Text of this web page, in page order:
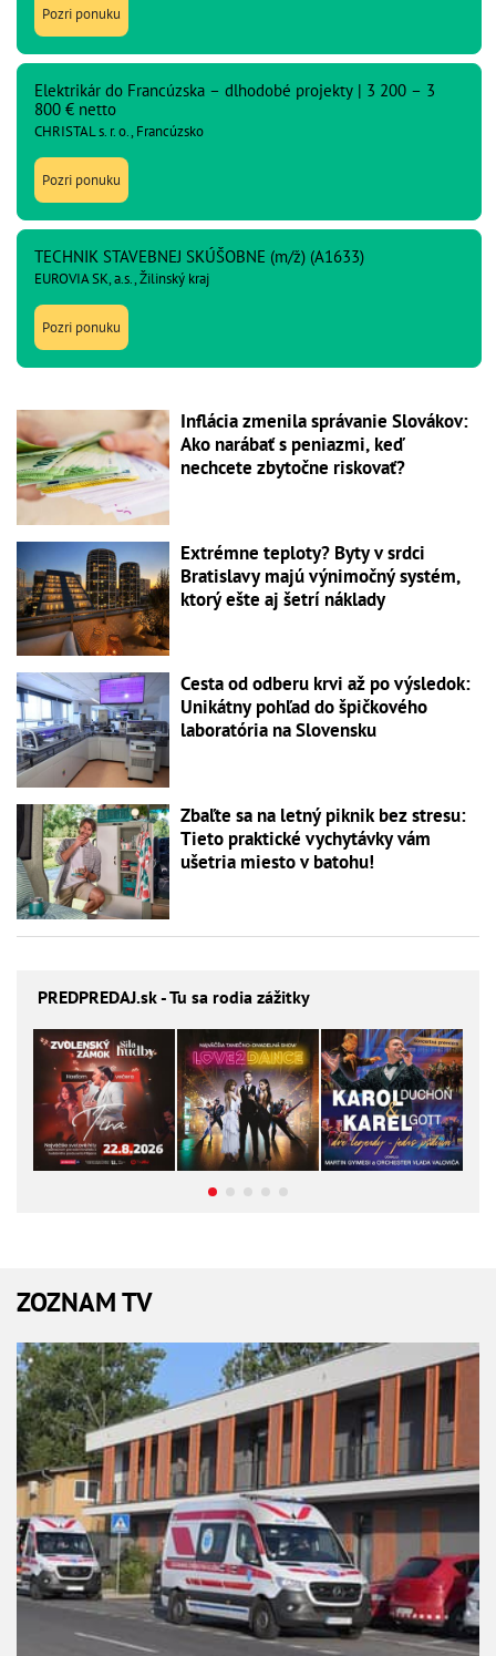
Pozri ponuku
Elektrikár do Francúzska – dlhodobé projekty | 3 200 – 3
800 € netto
CHRISTAL s. r. o., Francúzsko
Pozri ponuku
TECHNIK STAVEBNEJ SKÚŠOBNE (m/ž) (A1633)
EUROVIA SK, a.s., Žilinský kraj
Pozri ponuku
Inflácia zmenila správanie Slovákov:
Ako narábať s peniazmi, keď
nechcete zbytočne riskovať?
Extrémne teploty? Byty v srdci
Bratislavy majú výnimočný systém,
ktorý ešte aj šetrí náklady
Cesta od odberu krvi až po výsledok:
Unikátny pohľad do špičkového
laboratória na Slovensku
Zbaľte sa na letný piknik bez stresu:
Tieto praktické vychytávky vám
ušetria miesto v batohu!
PREDPREDAJ.sk - Tu sa rodia zážitky
ZOZNAM TV